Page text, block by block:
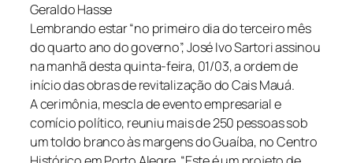
Geraldo Hasse
Lembrando estar “no primeiro dia do terceiro mês
do quarto ano do governo”, José Ivo Sartori assinou
na manhã desta quinta-feira, 01/03, a ordem de
início das obras de revitalização do Cais Mauá.
A cerimônia, mescla de evento empresarial e
comício político, reuniu mais de 250 pessoas sob
um toldo branco às margens do Guaíba, no Centro